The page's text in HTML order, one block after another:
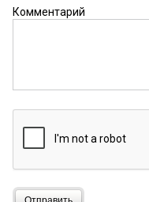
Комментарий